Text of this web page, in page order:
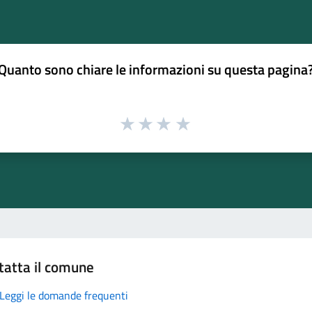
sono chiare le informazioni su questa
il comune
Leggi le domande frequenti